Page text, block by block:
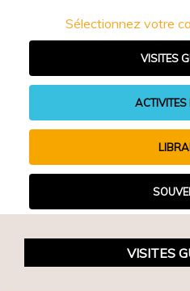
Sélectionnez votre
VISITES
ACTIVITES
VISITES